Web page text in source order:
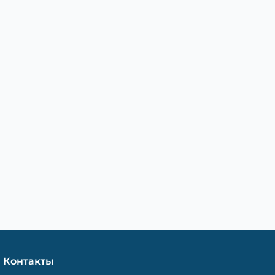
Контакты